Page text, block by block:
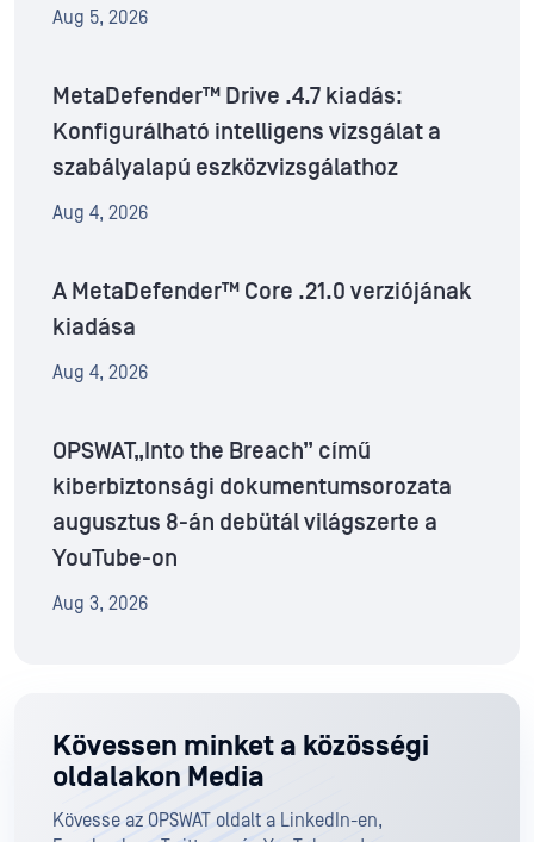
Aug 5, 2026
MetaDefender™ Drive .4.7 kiadás:
Konfigurálható intelligens vizsgálat a
szabályalapú eszközvizsgálathoz
Aug 4, 2026
A MetaDefender™ Core .21.0 verziójának
kiadása
Aug 4, 2026
OPSWAT„Into the Breach” című
kiberbiztonsági dokumentumsorozata
augusztus 8-án debütál világszerte a
YouTube-on
Aug 3, 2026
Kövessen minket a közösségi
oldalakon Media
Kövesse az OPSWAT oldalt a LinkedIn-en,